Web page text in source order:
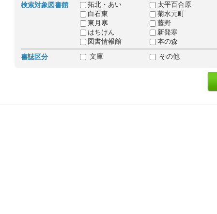
検索対象図書館
拓北・あい
太平百合原
白石東
菊水元町
東月寒
藤野
はちけん
新発寒
図書情報館
本の森
書誌区分
文庫 その他